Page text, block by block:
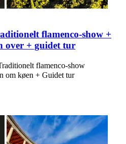
flamenco-show +
over + guidet tur
flamenco-show
om køen + Guidet tur